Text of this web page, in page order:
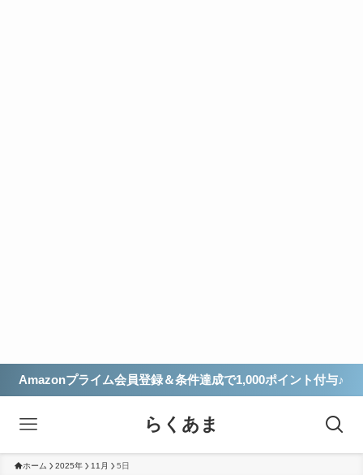
Amazonプライム会員登録＆条件達成で1,000ポイント付与♪
らくあま
ホーム 2025年 11月 5日